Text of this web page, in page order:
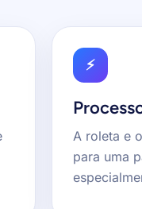
⚡
A roleta e
para uma